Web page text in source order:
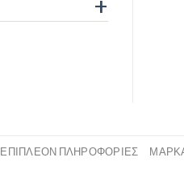
ΕΠΙΠΛΈΟΝ ΠΛΗΡΟΦΟΡΊΕΣ